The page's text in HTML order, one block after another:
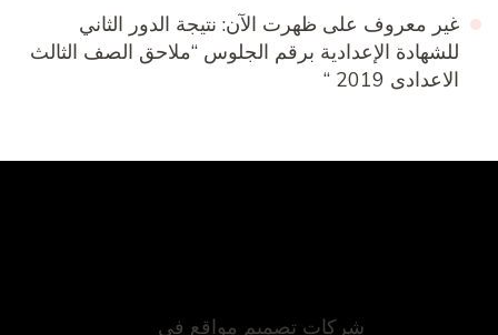
غير معروف على ظهرت الآن: نتيجة الدور الثاني
للشهادة الإعدادية برقم الجلوس “ملاحق الصف الثالث
الاعدادى 2019 “
شركات تصميم مواقع في